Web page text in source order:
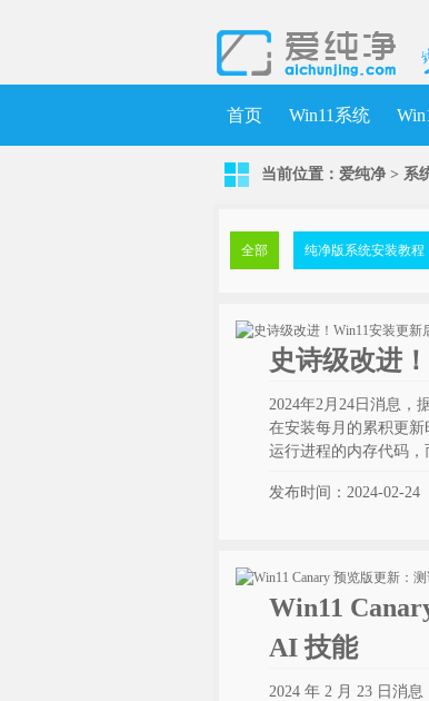
首页 Win11系统
当前位置： 爱纯净 > 系
全部 纯净版系统安装教程
史诗级改进
2024年2月24日消息，
在安装每月的累积更
运行进程的内存代码，
发布时间：2024-02-24
Win11
AI 技能
2024 年 2 月 23 日消